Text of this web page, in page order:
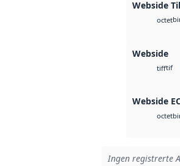
Webside
octet
Webside
tifftif
Webside
octet
Ingen registrerte